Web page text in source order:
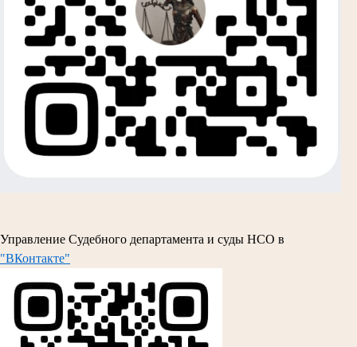
Управление Судебного департамента и суды НСО в
"ВКонтакте"